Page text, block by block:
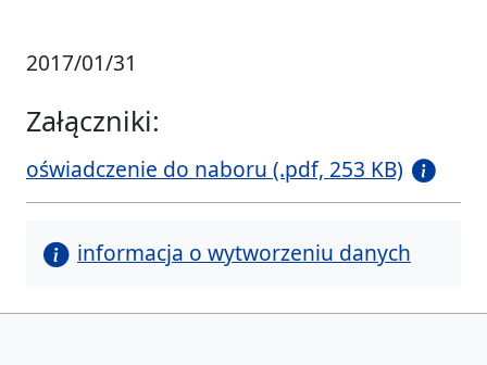
2017/01/31
Załączniki:
oświadczenie do naboru (.pdf, 253 KB)
informacja o wytworzeniu danych